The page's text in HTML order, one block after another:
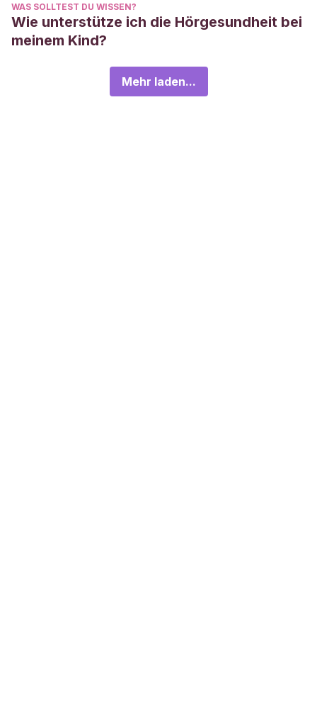
WAS SOLLTEST DU WISSEN?
Wie unterstütze ich die Hörgesundheit bei
meinem Kind?
Mehr laden...